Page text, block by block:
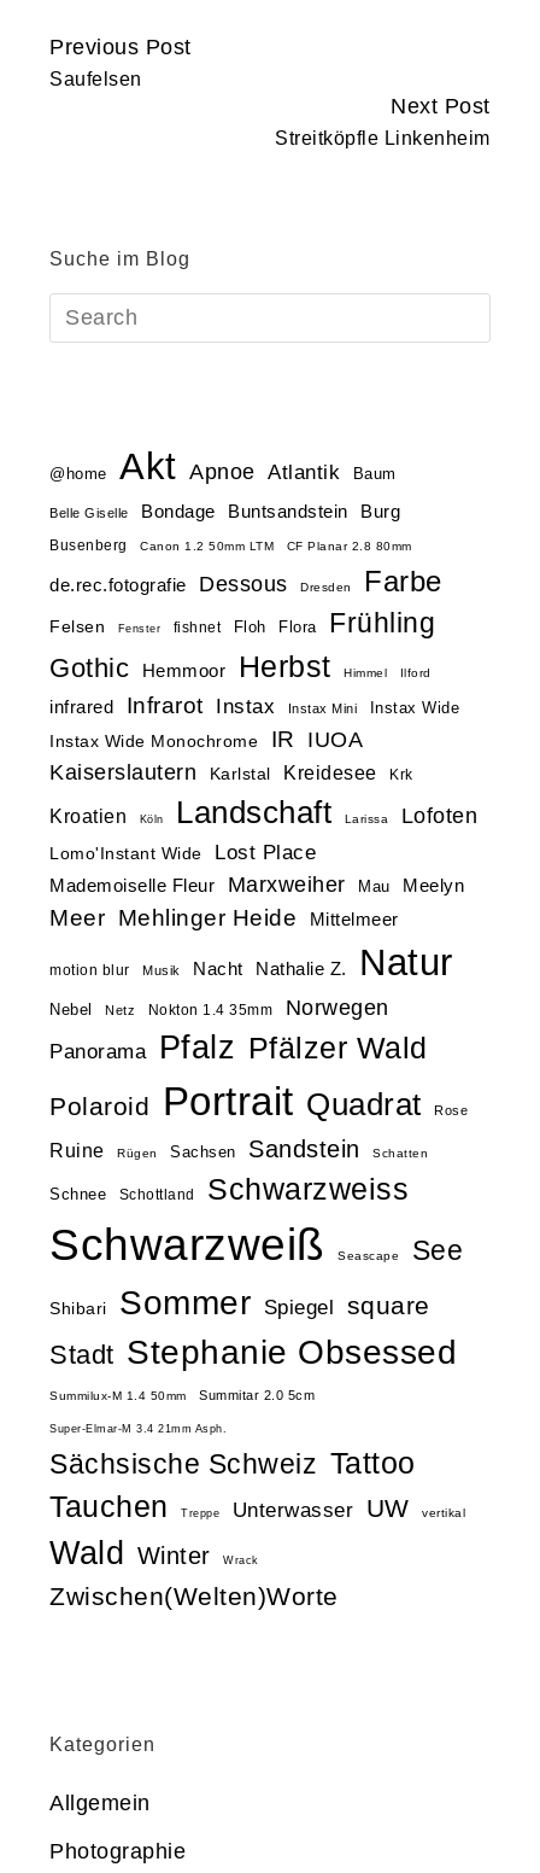
Continue
Reading
Previous Post
Saufelsen
Next Post
Streitköpfle Linkenheim
Suche im Blog
@home Akt Apnoe Atlantik Baum
Belle Giselle Bondage Buntsandstein Burg
Busenberg Canon 1.2 50mm LTM CF Planar 2.8 80mm
de.rec.fotografie Dessous Dresden Farbe
Felsen Fenster fishnet Floh Flora Frühling
Gothic Hemmoor Herbst Himmel Ilford
infrared Infrarot Instax Instax Mini
Instax Wide
Instax Wide Monochrome
IR
IUOA
Kaiserslautern
Karlstal Kreidesee Krk
Kroatien Köln Landschaft Larissa Lofoten
Lomo'Instant Wide Lost Place
Mademoiselle Fleur Marxweiher Mau Meelyn
Meer Mehlinger Heide Mittelmeer
motion blur Musik Nacht Nathalie Z. Natur
Nebel Netz Nokton 1.4 35mm Norwegen
Panorama Pfalz Pfälzer Wald
Polaroid Portrait Quadrat Rose
Ruine Rügen Sachsen Sandstein Schatten
Schnee Schottland Schwarzweiss
Schwarzweiß Seascape See
Shibari Sommer Spiegel square
Stadt Stephanie Obsessed
Summilux-M 1.4 50mm Summitar 2.0 5cm
Super-Elmar-M 3.4 21mm Asph.
Sächsische Schweiz Tattoo
Tauchen
Treppe Unterwasser UW vertikal
Wald Winter Wrack
Zwischen(Welten)Worte
Kategorien
Allgemein
Photographie